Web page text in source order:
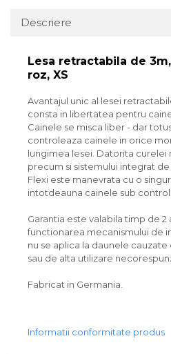
Descriere
Lesa retractabila de
roz, XS
Avantajul unic al lesei
consta in libertatea pentru caine
Cainele se misca liber - dar
controleaza cainele in orice
lungimea lesei. Datorita curelei
precum si sistemului integrat
Flexi este manevrata cu o
intotdeauna cainele sub control.
Garantia este valabila timp de 2
functionarea mecanismului de
nu se aplica la daunele
sau de alta utilizare
Fabricat in Germania.
Informatii conformitate produs